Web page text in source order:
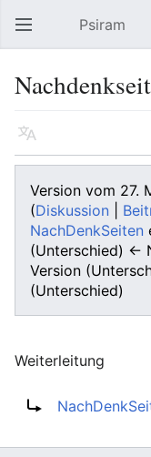
Hauptmenü öffnen Psiram
Sprache
Version vom 27.
(Diskussion
NachDenkSeiten
(Unterschied) ←
Version
(Unterschied)
Weiterleitung